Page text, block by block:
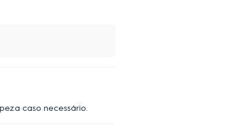
caso necessário.